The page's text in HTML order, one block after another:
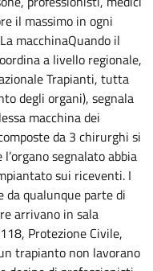
il massimo in ogni
macchinaQuando il
a livello regionale,
Trapianti, tutta
degli organi), segnala
macchina dei
da 3 chirurghi si
segnalato abbia
sui riceventi. I
qualunque parte di
arrivano in sala
Protezione Civile,
trapianto non lavorano